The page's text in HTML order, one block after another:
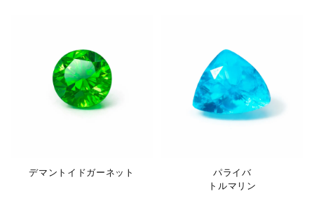
デマントイドガーネット
パライバ
トルマリン